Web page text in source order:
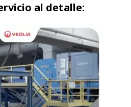
al detalle: